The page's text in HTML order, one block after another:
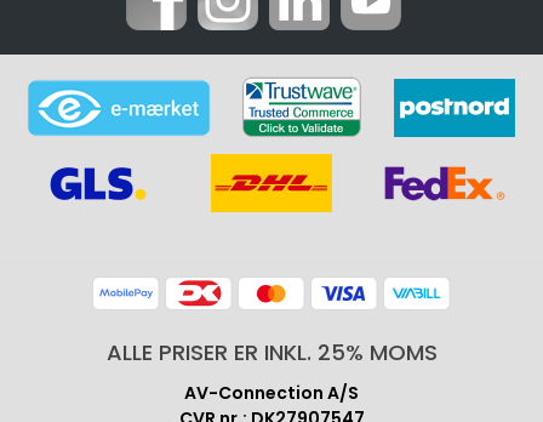
ALLE PRISER ER INKL. 25% MOMS
AV-Connection A/S